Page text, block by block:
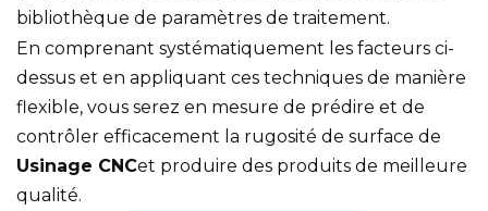
bibliothèque de paramètres de traitement.
En comprenant systématiquement les facteurs ci-
dessus et en appliquant ces techniques de manière
flexible, vous serez en mesure de prédire et de
contrôler efficacement la rugosité de surface de
Usinage CNCet produire des produits de meilleure
qualité.